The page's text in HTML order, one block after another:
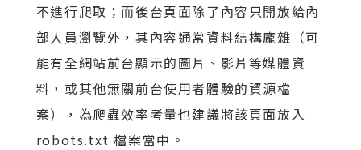
不進行爬取；而後台頁面除了內容只開放給內
部人員瀏覽外，其內容通常資料結構龐雜（可
能有全網站前台顯示的圖片、影片等媒體資
料，或其他無關前台使用者體驗的資源檔
案），為爬蟲效率考量也建議將該頁面放入
robots.txt 檔案當中。